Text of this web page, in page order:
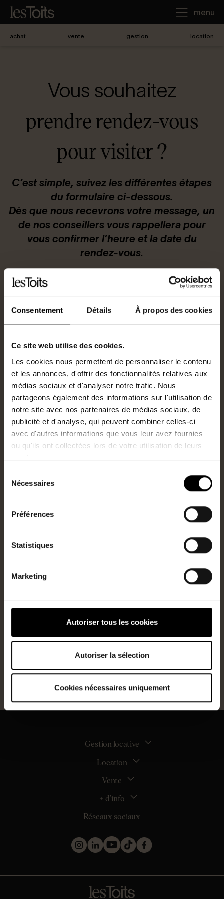
Consentement Détails À propos des cookies
Ce site web utilise des cookies.
Les cookies nous permettent de personnaliser le contenu
et les annonces, d'offrir des fonctionnalités relatives aux
médias sociaux et d'analyser notre trafic. Nous
partageons également des informations sur l'utilisation de
notre site avec nos partenaires de médias sociaux, de
publicité et d'analyse, qui peuvent combiner celles-ci
avec d'autres informations que vous leur avez fournies
ou qu'ils ont collectées lors de votre utilisation de leurs
services.
Nécessaires
Préférences
Statistiques
Marketing
Autoriser tous les cookies
Autoriser la sélection
Cookies nécessaires uniquement
menu
Je vends
Espace Bailleur / Locataire
achat vente gestion location
Vous souhaitez
prendre rendez-vous
pour visiter ?
C’est simple, suivez les différentes étapes
du formulaire ci-dessous.
Dès que nous recevrons votre message, un
de nos conseillers vous rappellera pour
vous confirmer l’heure et la date du
rendez-vous.
Sélectionnez la date et l’heure du
rendez-vous souhaité :
Sélectionnez la date
Sélectionnez l’heure
Select Select
Je ne suis pas un robot
Prendre RDV
Gestion locative
La gestion locative
Location
Tous nos biens en location
Location appartement Saint-Sébastien-sur-Loire
Location maison Clisson (44190)
Location maison Rezé (44400)
Vente
Estimer mon bien
Maison Carquefou (44470)
Maison Couëron (44220)
Appartement Saint-Herblain (44800)
+ d’info
Inscription
Nos métiers
Les projets d’achat
Mentions légales
Politique de confidentialité
Réseaux sociaux